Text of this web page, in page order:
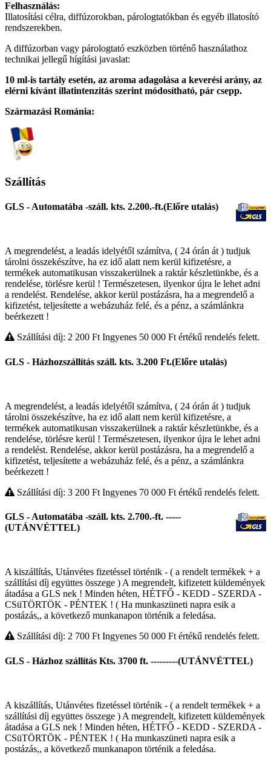
Felhasználás:
Illatosítási célra, diffúzorokban, párologtatókban és egyéb illatosító
rendszerekben.
A diffúzorban vagy párologtató eszközben történő használathoz
technikai jellegű hígítási javaslat:
10 ml-is tartály esetén, az aroma adagolása a keverési arány, az
elérni kívánt illatintenzitás szerint módosítható, pár csepp.
Származási Románia:
Szállítás
GLS - Automatába -száll. kts. 2.200.-ft.(Előre utalás)
A megrendelést, a leadás idelyétől számítva, ( 24 órán át ) tudjuk
tárolni összekészítve, ha ez idő alatt nem kerül kifizetésre, a
termékek automatikusan visszakerülnek a raktár készletünkbe, és a
rendelése, törlésre kerül ! Természetesen, ilyenkor újra le lehet adni
a rendelést. Rendelése, akkor kerül postázásra, ha a megrendelő a
kifizetést, teljesítette a webázuház felé, és a pénz, a számlánkra
beérkezett !
Szállítási díj: 2 200 Ft Ingyenes 50 000 Ftértékű rendelés felett.
GLS - Házhozszállítás száll. kts. 3.200 Ft.(Előre utalás)
A megrendelést, a leadás idelyétől számítva, ( 24 órán át ) tudjuk
tárolni összekészítve, ha ez idő alatt nem kerül kifizetésre, a
termékek automatikusan visszakerülnek a raktár készletünkbe, és a
rendelése, törlésre kerül ! Természetesen, ilyenkor újra le lehet adni
a rendelést. Rendelése, akkor kerül postázásra, ha a megrendelő a
kifizetést, teljesítette a webázuház felé, és a pénz, a számlánkra
beérkezett !
Szállítási díj: 3 200 Ft Ingyenes 70 000 Ft értékű rendelés felett.
GLS - Automatába -száll. kts. 2.700.-ft. -----
(UTÁNVÉTTEL)
A kiszállítás, Utánvétes fizetéssel történik - ( a rendelt termékek + a
szállítási díj együttes összege ) A megrendelt, kifizetett küldemények
átadása a GLS nek ! Minden héten, HÉTFŐ - KEDD - SZERDA -
CSüTÖRTÖK - PÉNTEK ! ( Ha munkaszüneti napra esik a
postázás,, a következő munkanapon történik a feledása.
Szállítási díj: 2 700 Ft Ingyenes 50 000 Ftértékű rendelés felett.
GLS - Házhoz szállítás Kts. 3700 ft. ---------(UTÁNVÉTTEL)
A kiszállítás, Utánvétes fizetéssel történik - ( a rendelt termékek + a
szállítási díj együttes összege ) A megrendelt, kifizetett küldemények
átadása a GLS nek ! Minden héten, HÉTFŐ - KEDD - SZERDA -
CSüTÖRTÖK - PÉNTEK ! ( Ha munkaszüneti napra esik a
postázás,, a következő munkanapon történik a feledása.